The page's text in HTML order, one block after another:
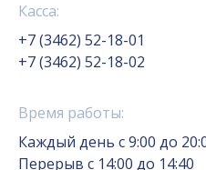
Касса:
+7 (3462) 52-18-01
+7 (3462) 52-18-02
Время работы:
Каждый день с 9:00 до
Перерыв с 14:00 до 14:40